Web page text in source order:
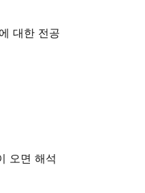
대한 전공
오면 해석